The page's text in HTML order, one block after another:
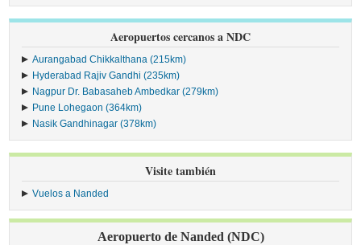
Aeropuertos cercanos a NDC
Aurangabad Chikkalthana (215km)
Hyderabad Rajiv Gandhi (235km)
Nagpur Dr. Babasaheb Ambedkar (279km)
Pune Lohegaon (364km)
Nasik Gandhinagar (378km)
Visite también
Vuelos a Nanded
Aeropuerto de Nanded (NDC)